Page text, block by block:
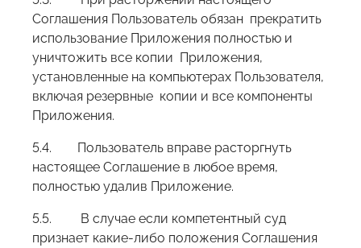
Соглашения Пользователь обязан прекратить
использование Приложения полностью и
уничтожить все копии Приложения,
установленные на компьютерах Пользователя,
включая резервные копии и все компоненты
Приложения.
5.4. Пользователь вправе расторгнуть
настоящее Соглашение в любое время,
полностью удалив Приложение.
5.5. В случае если компетентный суд
признает какие-либо положения Соглашения